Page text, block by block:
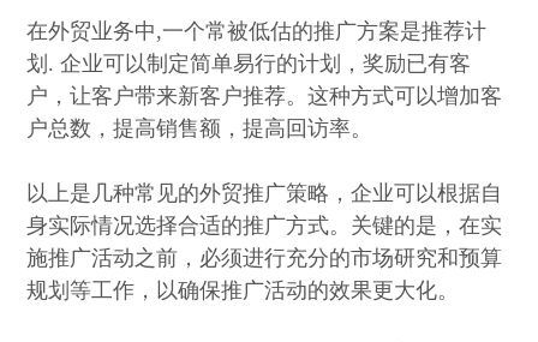
在外贸业务中,一个常被低估的推广方案是推荐计
划. 企业可以制定简单易行的计划，奖励已有客
户，让客户带来新客户推荐。这种方式可以增加客
户总数，提高销售额，提高回访率。
以上是几种常见的外贸推广策略，企业可以根据自
身实际情况选择合适的推广方式。关键的是，在实
施推广活动之前，必须进行充分的市场研究和预算
规划等工作，以确保推广活动的效果更大化。